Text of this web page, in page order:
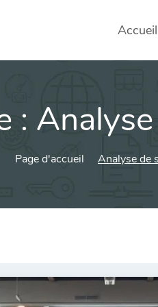
Accueil
:
Page d'accueil Analyse de